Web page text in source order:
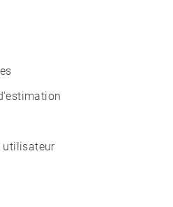
utilisateur